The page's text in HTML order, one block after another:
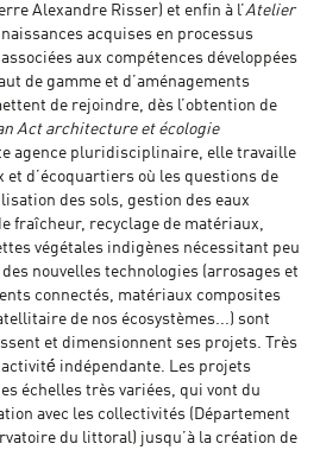
Alexandre Risser) et enfin à l’Atelier
acquises en processus
aux compétences développées
de gamme et d’aménagements
de rejoindre, dès l’obtention de
Act architecture et écologie
agence pluridisciplinaire, elle travaille
d’écoquartiers où les questions de
des sols, gestion des eaux
fraîcheur, recyclage de matériaux,
végétales indigènes nécessitant peu
nouvelles technologies (arrosages et
connectés, matériaux composites
de nos écosystèmes...) sont
et dimensionnent ses projets. Très
indépendante. Les projets
échelles très variées, qui vont du
avec les collectivités (Département
du littoral) jusqu’à la création de